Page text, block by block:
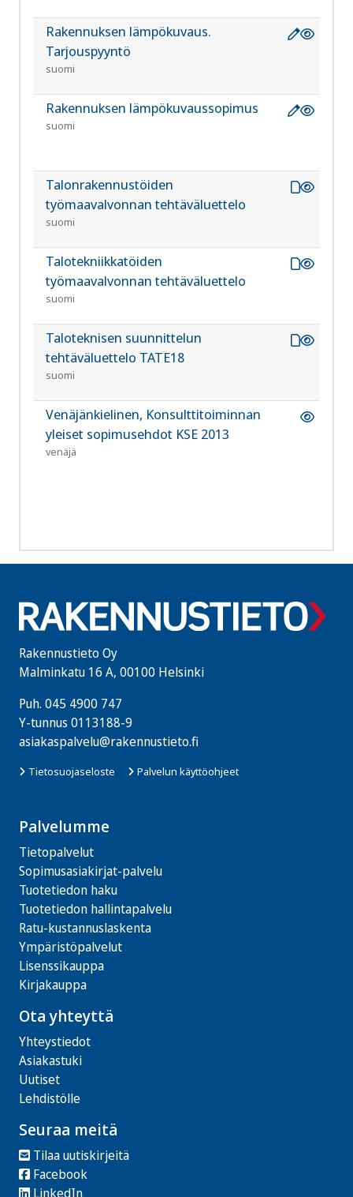
Rakennuksen lämpökuvaus.
Tarjouspyyntö
suomi
Rakennuksen lämpökuvaussopimus
suomi
Talonrakennustöiden
työmaavalvonnan tehtäväluettelo
suomi
Talotekniikkatöiden
työmaavalvonnan tehtäväluettelo
suomi
Taloteknisen suunnittelun
tehtäväluettelo TATE18
suomi
Venäjänkielinen, Konsulttitoiminnan
yleiset sopimusehdot KSE 2013
venäjä
Rakennustieto Oy
Malminkatu 16 A, 00100 Helsinki
Puh. 045 4900 747
Y-tunnus 0113188-9
asiakaspalvelu@rakennustieto.fi
Tietosuojaseloste Palvelun käyttöohjeet
Palvelumme
Tietopalvelut
Sopimusasiakirjat-palvelu
Tuotetiedon haku
Tuotetiedon hallintapalvelu
Ratu-kustannuslaskenta
Ympäristöpalvelut
Lisenssikauppa
Kirjakauppa
Ota yhteyttä
Yhteystiedot
Asiakastuki
Uutiset
Lehdistölle
Seuraa meitä
Tilaa uutiskirjeitä
Facebook
LinkedIn